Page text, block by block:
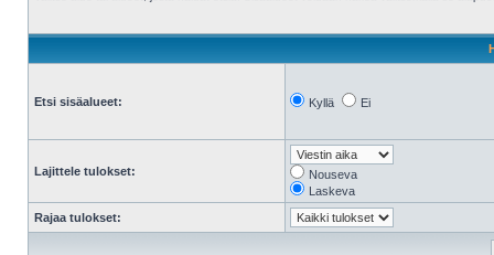
Etsi sisäalueet: Kyllä Ei
Lajittele tulokset:
Nouseva
Laskeva
Rajaa tulokset: